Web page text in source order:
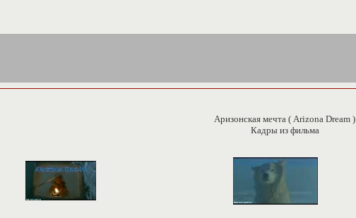
Аризонская мечта ( Arizona Dream )
Кадры из фильма